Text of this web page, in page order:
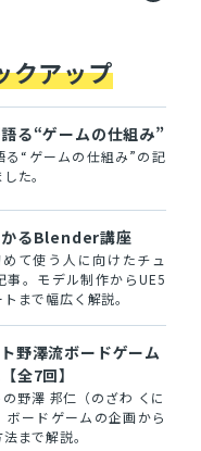
クアップ
る“ゲームの仕組み”
る“ゲームの仕組み”の記
た。
るBlender講座
て使う人に向けたチュ
事。モデル制作からUE5
まで幅広く解説。
野澤流ボードゲーム
全7回】
野澤 邦仁（のざわ くに
ボードゲームの企画から
まで解説。